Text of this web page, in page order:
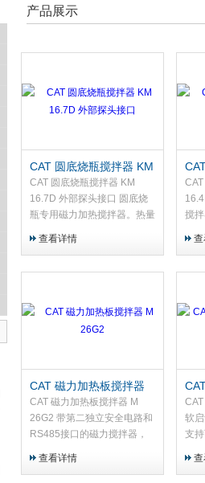
产品展示
CAT 圆底烧瓶搅拌器 KM
16.7D 外部探头接口
CAT 圆底烧瓶搅拌器 KM
16.7D 外部探头接口 圆底烧
瓶专用磁力加热搅拌器。热量
配的铝块表面直接接触传递。
查看详情
搅
CAT 磁力加热板搅拌器
M 26G2
CAT 磁力加热板搅拌器 M
26G2 带第二独立安全电路和
RS485接口的磁力搅拌器，
联网。
查看详情
M
软
支